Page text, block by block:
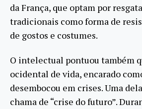
da França, que optam por
tradicionais como forma de
de gostos e costumes.
O intelectual pontuou também
ocidental de vida, encarado
desembocou em crises. Uma
chama de “crise do futuro”.